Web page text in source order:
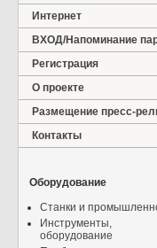
Интернет
ВХОД/Напоминание
Регистрация
О проекте
Размещение пресс-
Контакты
Оборудование
Станки и
Инструменты,
оборудование